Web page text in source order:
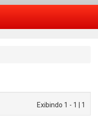
Exibindo 1 - 1 | 1